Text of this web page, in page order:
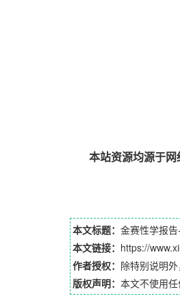
本站资源均源于
本文标题： 金赛性学报
本文链接： https://
作者授权： 除特别说明
版权声明： 本文不使用